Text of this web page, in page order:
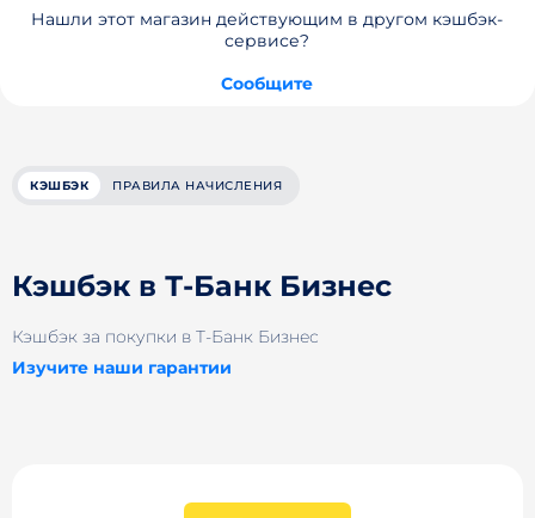
Нашли этот магазин действующим в другом кэшбэк-
сервисе?
Сообщите
КЭШБЭК ПРАВИЛА НАЧИСЛЕНИЯ
Кэшбэк в Т-Банк Бизнес
Кэшбэк за покупки в Т-Банк Бизнес
Изучите наши гарантии